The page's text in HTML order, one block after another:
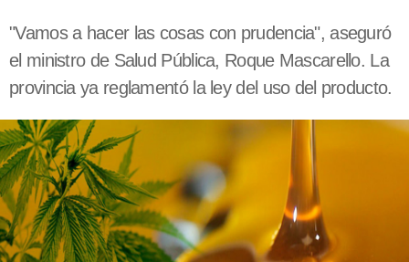
"Vamos a hacer las cosas con prudencia", aseguró
el ministro de Salud Pública, Roque Mascarello. La
provincia ya reglamentó la ley del uso del producto.